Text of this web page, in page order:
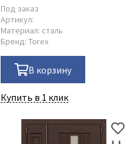
Под заказ
Артикул:
Материал: сталь
Бренд: Torex
В корзину
Купить в 1 клик